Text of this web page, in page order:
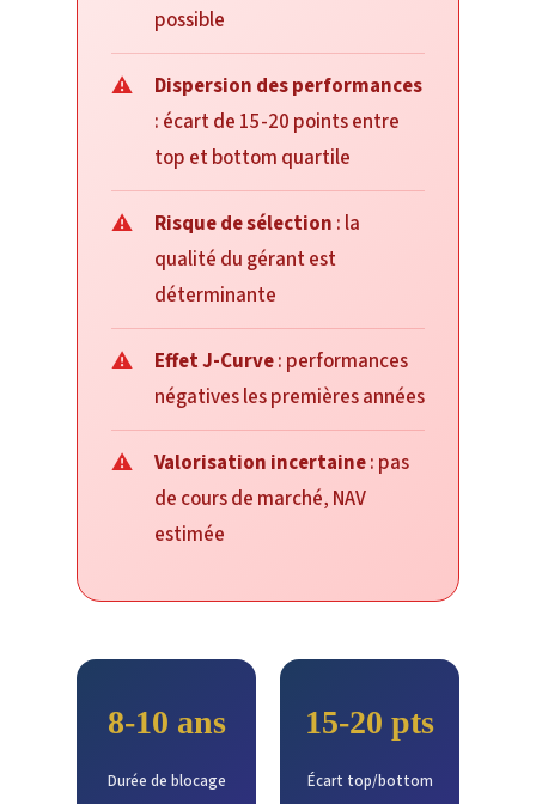
possible
Dispersion des performances
: écart de 15-20 points entre
top et bottom quartile
Risque de sélection : la
qualité du gérant est
déterminante
Effet J-Curve: performances
négatives les premières années
Valorisation incertaine: pas
de cours de marché, NAV
estimée
8-10 ans
Durée de blocage
15-20 pts
Écart top/bottom